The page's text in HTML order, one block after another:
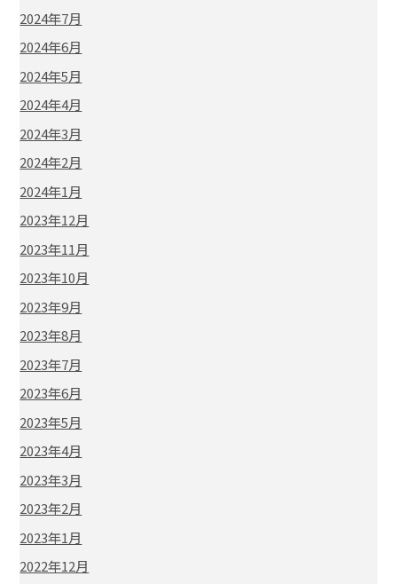
2024年7月
2024年6月
2024年5月
2024年4月
2024年3月
2024年2月
2024年1月
2023年12月
2023年11月
2023年10月
2023年9月
2023年8月
2023年7月
2023年6月
2023年5月
2023年4月
2023年3月
2023年2月
2023年1月
2022年12月